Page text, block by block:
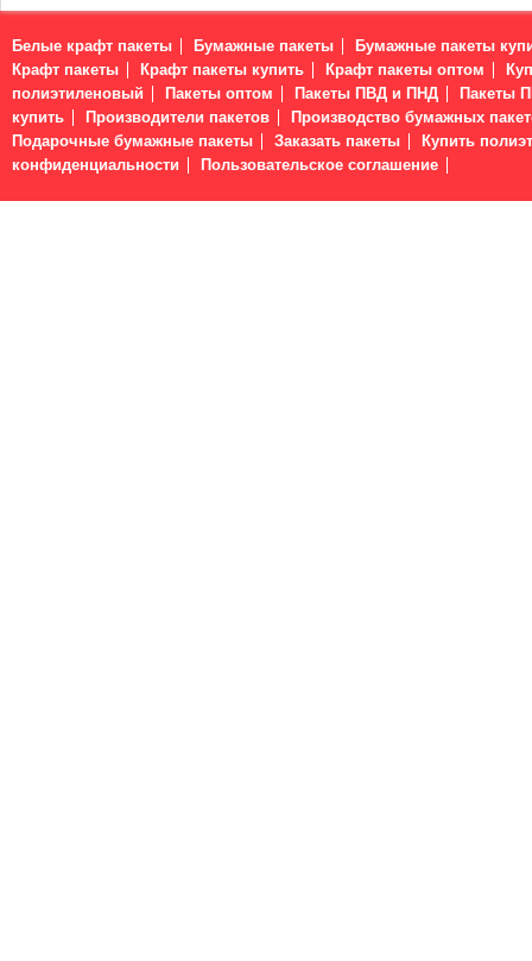
Белые крафт пакеты Бумажные пакеты
Бумажные пакеты
Крафт пакеты
Крафт пакеты купить Крафт пакеты оптом
полиэтиленовый
Пакеты оптом Пакеты ПВД и ПНД
Пакеты
купить
Производители пакетов
Производство бумажных
Подарочные бумажные пакеты
Заказать пакеты
Купить
конфиденциальности
Пользовательское соглашение